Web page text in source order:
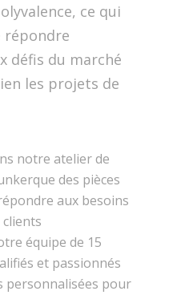
ce qui
répondre
défis du marché
les projets de
notre atelier de
des pièces
aux besoins
équipe de 15
et passionnés
personnalisées pour